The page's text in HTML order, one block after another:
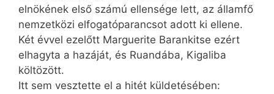
elnökének első számú ellensége lett, az államfő
nemzetközi elfogatóparancsot adott ki ellene.
Két évvel ezelőtt Marguerite Barankitse ezért
elhagyta a hazáját, és Ruandába, Kigaliba
költözött.
Itt sem vesztette el a hitét küldetésében: